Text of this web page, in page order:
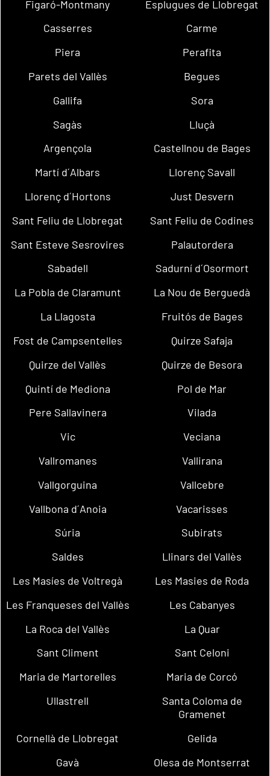
Figaró-Montmany
Esplugues de Llobregat
Casserres
Carme
Piera
Perafita
Parets del Vallès
Begues
Gallifa
Sora
Sagàs
Lluçà
Argençola
Castellnou de Bages
Martí d´Albars
Llorenç Savall
Llorenç d´Hortons
Just Desvern
Sant Feliu de Llobregat
Sant Feliu de Codines
Sant Esteve Sesrovires
Palautordera
Sabadell
Sadurní d´Osormort
La Pobla de Claramunt
La Nou de Berguedà
La Llagosta
Fruitós de Bages
Fost de Campsentelles
Quirze Safaja
Quirze del Vallès
Quirze de Besora
Quintí de Mediona
Pol de Mar
Pere Sallavinera
Vilada
Vic
Veciana
Vallromanes
Vallirana
Vallgorguina
Vallcebre
Vallbona d´Anoia
Vacarisses
Súria
Subirats
Saldes
Llinars del Vallès
Les Masíes de Voltregà
Les Masies de Roda
Les Franqueses del Vallès
Les Cabanyes
La Roca del Vallès
La Quar
Sant Climent
Sant Celoni
Maria de Martorelles
Maria de Corcó
Ullastrell
Santa Coloma de
Gramenet
Cornellà de Llobregat
Gelida
Gavà
Olesa de Montserrat